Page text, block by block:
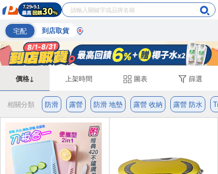
宅配 到店取貨
價格↓ 上架時間 圖表 篩選
相關分類 防滑 露營 防滑 地墊 露營 收納 露營 防水